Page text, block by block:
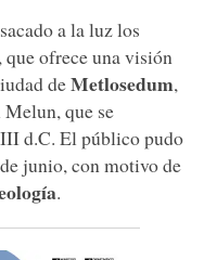
a la luz los
que ofrece una visión
deMetlosedum,
que se
d.C. El público pudo
junio, con motivo de
.